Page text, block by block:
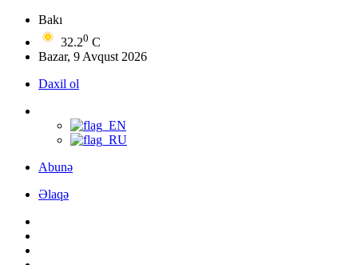
Bakı
32.20 C
Bazar, 9 Avqust 2026
Daxil ol
Abunə
Əlaqə